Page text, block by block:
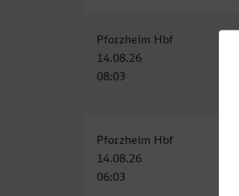
Pforzheim Hbf
14.08.26
08:03
Pforzheim Hbf
14.08.26
06:03